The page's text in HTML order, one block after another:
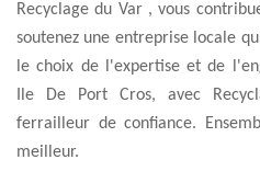
Recyclage du Var , vous
soutenez une entreprise locale
le choix de l'expertise et de
Ile De Port Cros, avec
ferrailleur de confiance.
meilleur.